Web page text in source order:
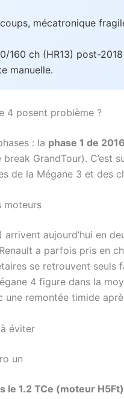
mécatronique
160 ch (HR13) post-
manuelle.
4 posent problème ?
: la phase 1 de
break GrandTour). C’est
de la Mégane 3 et des
moteurs
aujourd’hui en
a parfois pris en
se retrouvent seuls
4 figure dans la
une remontée timide
éviter
un
le 1.2 TCe (moteur H5Ft)